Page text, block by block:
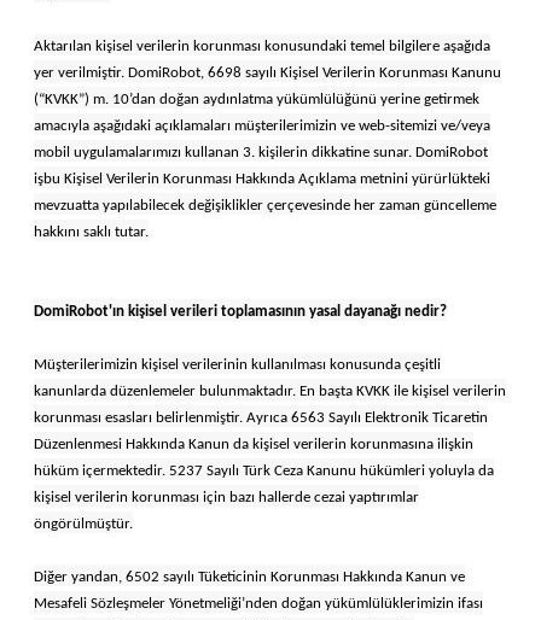
Aktarılan kişisel verilerin korunması konusundaki temel bilgilere aşağıda
yer verilmiştir. DomiRobot, 6698 sayılı Kişisel Verilerin Korunması Kanunu
(“KVKK”) m. 10’dan doğan aydınlatma yükümlülüğünü yerine getirmek
amacıyla aşağıdaki açıklamaları müşterilerimizin ve web-sitemizi ve/veya
mobil uygulamalarımızı kullanan 3. kişilerin dikkatine sunar. DomiRobot
işbu Kişisel Verilerin Korunması Hakkında Açıklama metnini yürürlükteki
mevzuatta yapılabilecek değişiklikler çerçevesinde her zaman güncelleme
hakkını saklı tutar.
DomiRobot'ın kişisel verileri toplamasının yasal dayanağı nedir?
Müşterilerimizin kişisel verilerinin kullanılması konusunda çeşitli
kanunlarda düzenlemeler bulunmaktadır. En başta KVKK ile kişisel verilerin
korunması esasları belirlenmiştir. Ayrıca 6563 Sayılı Elektronik Ticaretin
Düzenlenmesi Hakkında Kanun da kişisel verilerin korunmasına ilişkin
hüküm içermektedir. 5237 Sayılı Türk Ceza Kanunu hükümleri yoluyla da
kişisel verilerin korunması için bazı hallerde cezai yaptırımlar
öngörülmüştür.
Diğer yandan, 6502 sayılı Tüketicinin Korunması Hakkında Kanun ve
Mesafeli Sözleşmeler Yönetmeliği’nden doğan yükümlülüklerimizin ifası